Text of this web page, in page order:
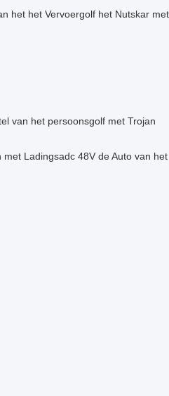
het het Vervoergolf het Nutskar met
van het persoonsgolf met Trojan
Ladingsadc 48V de Auto van het